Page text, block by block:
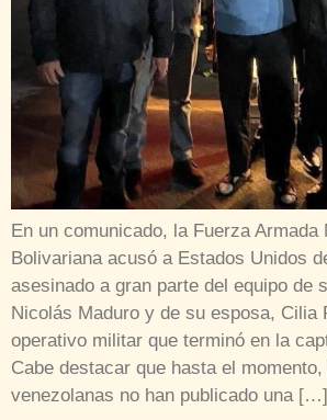
En un comunicado, la Fuerza Armada
Bolivariana acusó a Estados Unidos
asesinado a gran parte del equipo de
Nicolás Maduro y de su esposa, Cilia
operativo militar que terminó en la
Cabe destacar que hasta el
venezolanas no han publicado una […]